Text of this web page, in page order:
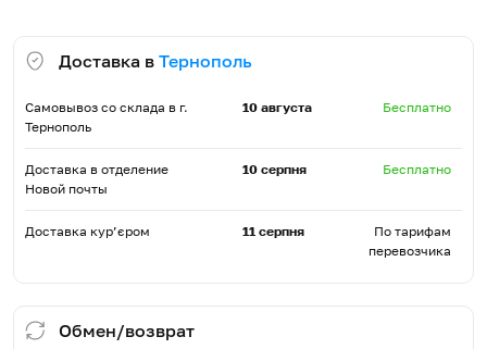
Доставка в Тернополь
Самовывоз со склада в г.
Тернополь
10 августа Бесплатно
Доставка в отделение
Новой почты
10 серпня Бесплатно
Доставка кур’єром 11 серпня
По тарифам
перевозчика
Обмен/возврат